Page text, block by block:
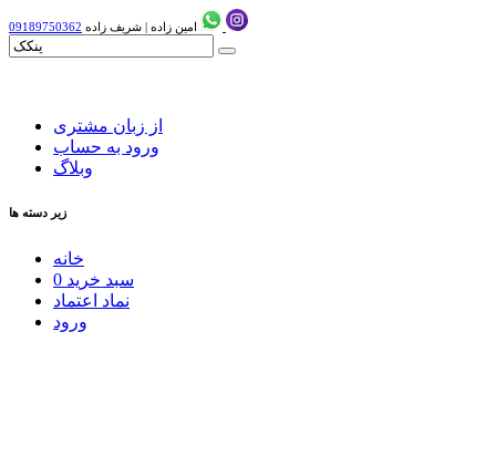
09189750362 امین زاده | شریف زاده
از زبان مشتری
ورود به حساب
وبلاگ
زیر دسته ها
خانه
0 سبد خرید
نماد اعتماد
ورود